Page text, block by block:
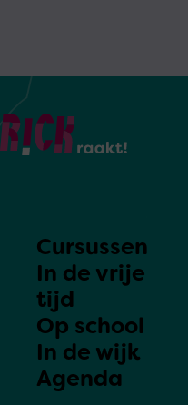
Cursussen
In de vrije
tijd
Op school
In de wijk
Agenda